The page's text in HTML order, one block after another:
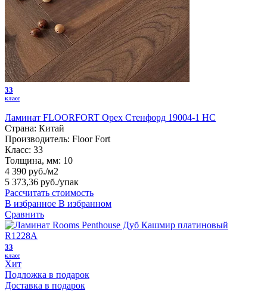
33
класс
Ламинат FLOORFORT Орех Стенфорд 19004-1 HC
Страна: Китай
Производитель: Floor Fort
Класс: 33
Толщина, мм: 10
4 390 руб./м2
5 373,36 руб./упак
Рассчитать стоимость
В избранное В избранном
Сравнить
33
класс
Хит
Подложка в подарок
Доставка в подарок